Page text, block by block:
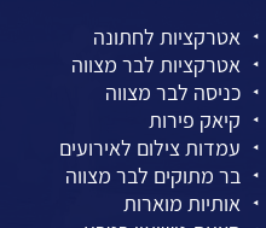
אטרקציות לחתונה
אטרקציות לבר מצווה
כניסה לבר מצווה
קיאק פירות
עמדות צילום לאירועים
בר מתוקים לבר מצווה
אותיות מוארות